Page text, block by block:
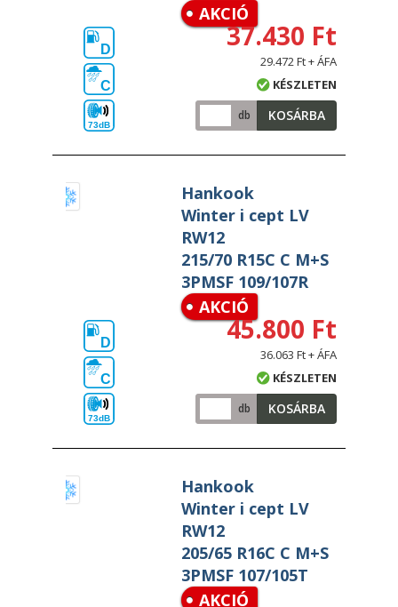
AKCIÓ
D
C
73dB
37.430 Ft
29.472 Ft + ÁFA
KÉSZLETEN
db KOSÁRBA
Hankook
Winter i cept LV
RW12
215/70 R15C C M+S
3PMSF 109/107R
AKCIÓ
D
C
73dB
45.800 Ft
36.063 Ft + ÁFA
KÉSZLETEN
db KOSÁRBA
Hankook
Winter i cept LV
RW12
205/65 R16C C M+S
3PMSF 107/105T
AKCIÓ